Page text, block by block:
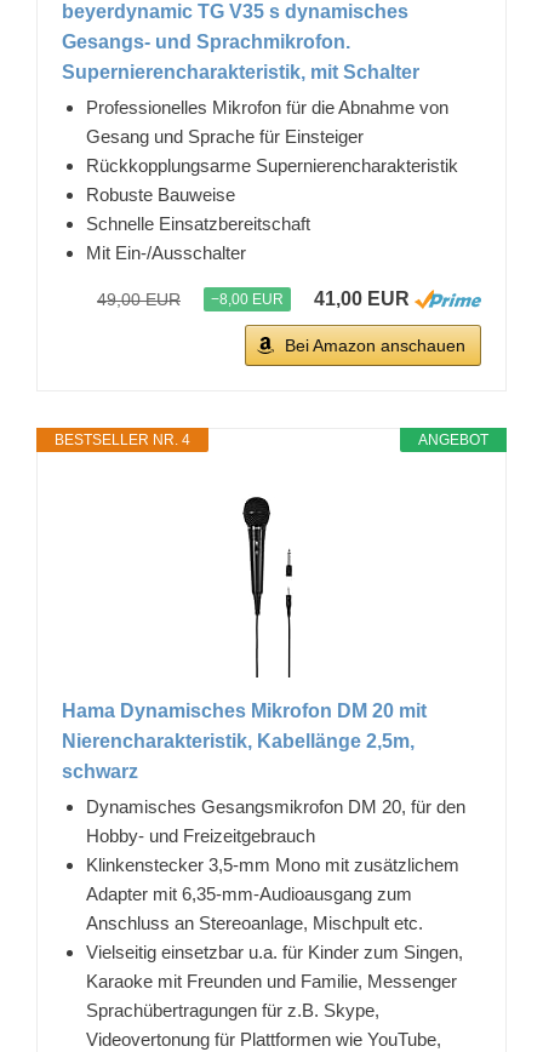
beyerdynamic TG V35 s dynamisches
Gesangs- und Sprachmikrofon.
Supernierencharakteristik, mit Schalter
Professionelles Mikrofon für die Abnahme von
Gesang und Sprache für Einsteiger
Rückkopplungsarme Supernierencharakteristik
Robuste Bauweise
Schnelle Einsatzbereitschaft
Mit Ein-/Ausschalter
49,00 EUR −8,00 EUR 41,00 EUR
Bei Amazon anschauen
ANGEBOT
BESTSELLER NR. 4
Hama Dynamisches Mikrofon DM 20 mit
Nierencharakteristik, Kabellänge 2,5m,
schwarz
Dynamisches Gesangsmikrofon DM 20, für den
Hobby- und Freizeitgebrauch
Klinkenstecker 3,5-mm Mono mit zusätzlichem
Adapter mit 6,35-mm-Audioausgang zum
Anschluss an Stereoanlage, Mischpult etc.
Vielseitig einsetzbar u.a. für Kinder zum Singen,
Karaoke mit Freunden und Familie, Messenger
Sprachübertragungen für z.B. Skype,
Videovertonung für Plattformen wie YouTube,